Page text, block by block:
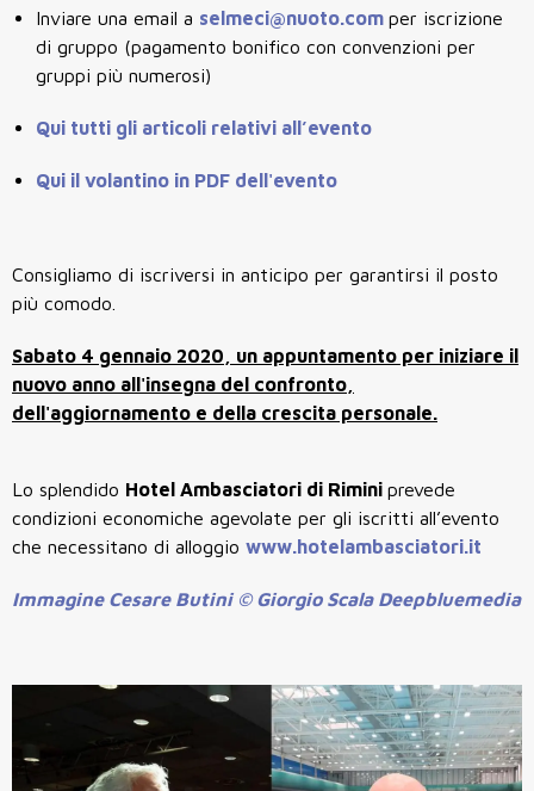
Inviare una email a selmeci@nuoto.com per iscrizione
di gruppo (pagamento bonifico con convenzioni per
gruppi più numerosi)
Qui tutti gli articoli relativi all’evento
Qui il volantino in PDF dell'evento
Consigliamo di iscriversi in anticipo per garantirsi il posto
più comodo.
Sabato 4 gennaio 2020, un appuntamento per iniziare il
nuovo anno all'insegna del confronto,
dell'aggiornamento e della crescita personale.
Lo splendido Hotel Ambasciatori di Rimini prevede
condizioni economiche agevolate per gli iscritti all’evento
che necessitano di alloggio www.hotelambasciatori.it
Immagine Cesare Butini © Giorgio Scala Deepbluemedia